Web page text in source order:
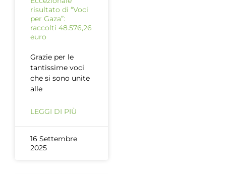
risultato di “Voci
per Gaza”:
raccolti 48.576,26
euro
Grazie per le
tantissime voci
che si sono unite
alle
LEGGI DI PIÙ
16 Settembre
2025